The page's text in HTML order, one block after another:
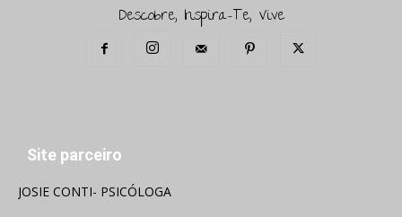
Descobre, Inspira-Te, Vive
Site parceiro
JOSIE CONTI- PSICÓLOGA